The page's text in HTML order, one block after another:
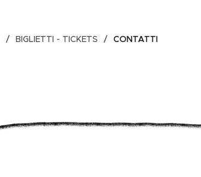
BIGLIETTI - TICKETS CONTATTI